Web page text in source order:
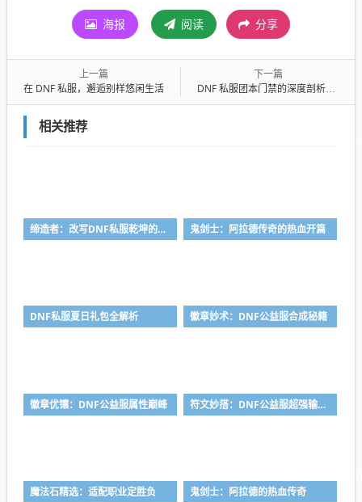
海报 阅读 分享
上一篇
在 DNF 私服，邂逅别样悠闲生活
下一篇
DNF 私服团本门禁的深度剖析与应对之策
相关推荐
缔造者：改写DNF私服乾坤的奇幻传奇 鬼剑士：阿拉德传奇的热血开篇
DNF私服夏日礼包全解析 徽章妙术：DNF公益服合成秘籍
徽章优镶：DNF公益服属性巅峰 符文妙搭：DNF公益服超强输出法
魔法石精选：适配职业定胜负 鬼剑士：阿拉德的热血传奇